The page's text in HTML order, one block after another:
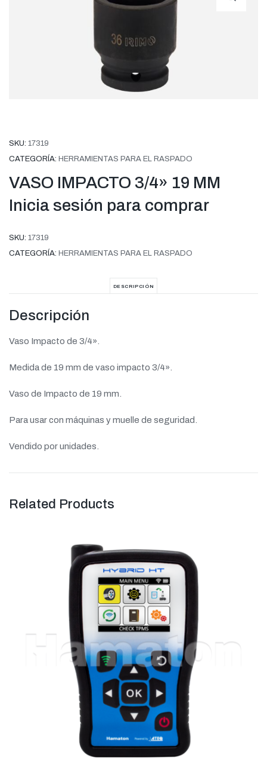
SKU: 17319
CATEGORÍA: HERRAMIENTAS PARA EL RASPADO
VASO IMPACTO 3/4» 19 MM
Inicia sesión para comprar
SKU: 17319
CATEGORÍA: HERRAMIENTAS PARA EL RASPADO
DESCRIPCIÓN
Descripción
Vaso Impacto de 3/4».
Medida de 19 mm de vaso impacto 3/4».
Vaso de Impacto de 19 mm.
Para usar con máquinas y muelle de seguridad.
Vendido por unidades.
Related Products